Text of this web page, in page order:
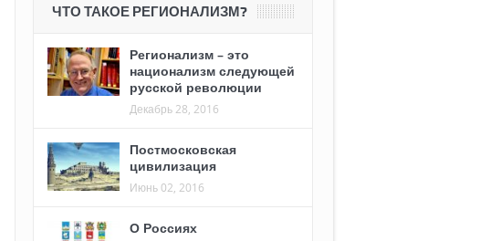
ЧТО ТАКОЕ РЕГИОНАЛИЗМ?
Регионализм – это
национализм следующей
русской революции
Декабрь 28, 2016
Постмосковская
цивилизация
Июнь 02, 2016
О Россиях